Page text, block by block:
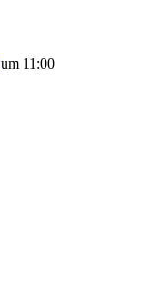
um 11:00